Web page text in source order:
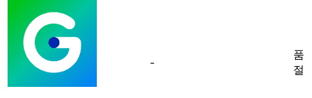
-
품
절